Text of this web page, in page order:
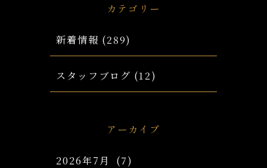
カテゴリー
新着情報 (289)
スタッフブログ (12)
アーカイブ
2026年7月 (7)